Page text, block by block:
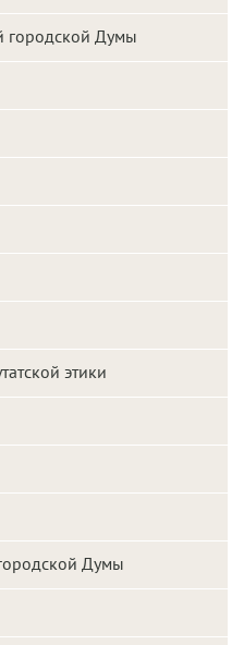
городской Думы
этики
Думы